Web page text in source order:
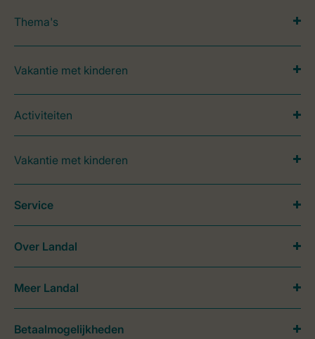
Thema's
Vakantie met kinderen
Activiteiten
Vakantie met kinderen
Service
Over Landal
Meer Landal
Betaalmogelijkheden